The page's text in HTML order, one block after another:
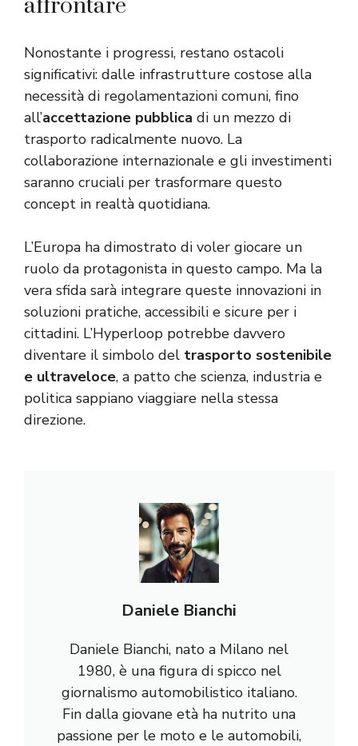
affrontare
Nonostante i progressi, restano ostacoli
significativi: dalle infrastrutture costose alla
necessità di regolamentazioni comuni, fino
all’accettazione pubblica di un mezzo di
trasporto radicalmente nuovo. La
collaborazione internazionale e gli investimenti
saranno cruciali per trasformare questo
concept in realtà quotidiana.
L’Europa ha dimostrato di voler giocare un
ruolo da protagonista in questo campo. Ma la
vera sfida sarà integrare queste innovazioni in
soluzioni pratiche, accessibili e sicure per i
cittadini. L’Hyperloop potrebbe davvero
diventare il simbolo del trasporto sostenibile
e ultraveloce, a patto che scienza, industria e
politica sappiano viaggiare nella stessa
direzione.
Daniele Bianchi
Daniele Bianchi, nato a Milano nel
1980, è una figura di spicco nel
giornalismo automobilistico italiano.
Fin dalla giovane età ha nutrito una
passione per le moto e le automobili,